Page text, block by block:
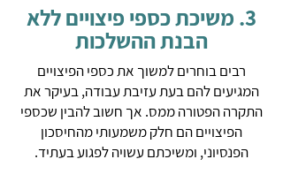
3. משיכת כספי פיצויים ללא
הבנת ההשלכות
רבים בוחרים למשוך את כספי הפיצויים
המגיעים להם בעת עזיבת עבודה, בעיקר את
התקרה הפטורה ממס. אך חשוב להבין שכספי
הפיצויים הם חלק משמעותי מהחיסכון
הפנסיוני, ומשיכתם עשויה לפגוע בעתיד.